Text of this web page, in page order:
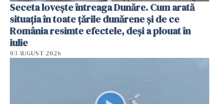
Seceta lovește întreaga Dunăre. Cum arată
situația în toate țările dunărene și de ce
România resimte efectele, deși a plouat în
iulie
03 AUGUST 2026